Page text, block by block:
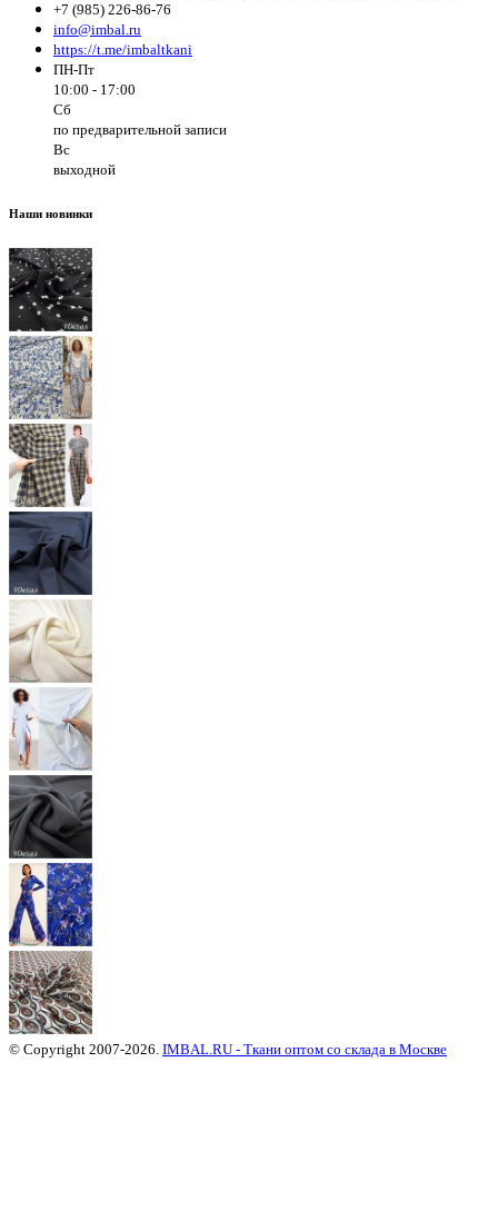
+7 (985) 226-86-76
info@imbal.ru
https://t.me/imbaltkani
ПН-Пт
10:00 - 17:00
Сб
по предварительной записи
Вс
выходной
Наши новинки
© Copyright 2007-2026. IMBAL.RU - Ткани оптом со склада в Москве